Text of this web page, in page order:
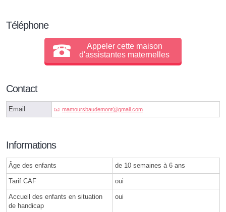
Téléphone
Appeler cette maison
d'assistantes maternelles
Contact
Email mamoursbaudemontⓐgmail.com
Informations
Âge des enfants de 10 semaines à 6 ans
Tarif CAF oui
Accueil des enfants en situation
de handicap
oui